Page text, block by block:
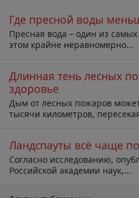
Где пресной воды
Пресная вода – один из
этом крайне неравномерно...
Длинная тень лесных
здоровье
Дым от лесных пожаров
тысячи километров,
Ландспауты всё чаще
Согласно исследованию,
Российской академии наук,...